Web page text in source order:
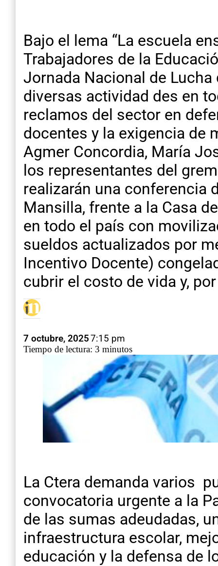
Bajo el lema “La escuela
Trabajadores de la
Jornada Nacional de
diversas actividad des en
reclamos del sector en
docentes y la exigencia de
Agmer Concordia, María
los representantes del
realizarán una conferencia
Mansilla, frente a la Casa
en todo el país con
sueldos actualizados por
Incentivo Docente)
cubrir el costo de vida y,
7 octubre, 20257:15 pm
Tiempo de lectura: 3 minutos
La Ctera demanda varios
convocatoria urgente a la
de las sumas adeudadas,
infraestructura escolar,
educación y la defensa de